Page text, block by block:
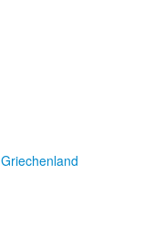
Griechenland